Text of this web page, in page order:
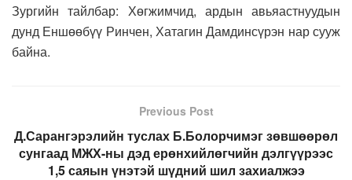
Зургийн тайлбар: Хөгжимчид, ардын авьяастнуудын
дунд Еншөөбүү Ринчен, Хатагин Дамдинсүрэн нар сууж
байна.
Previous Post
Д.Сарангэрэлийн туслах Б.Болорчимэг зөвшөөрөл
сунгаад МЖХ-ны дэд ерөнхийлөгчийн дэлгүүрээс
1,5 саяын үнэтэй шүдний шил захиалжээ